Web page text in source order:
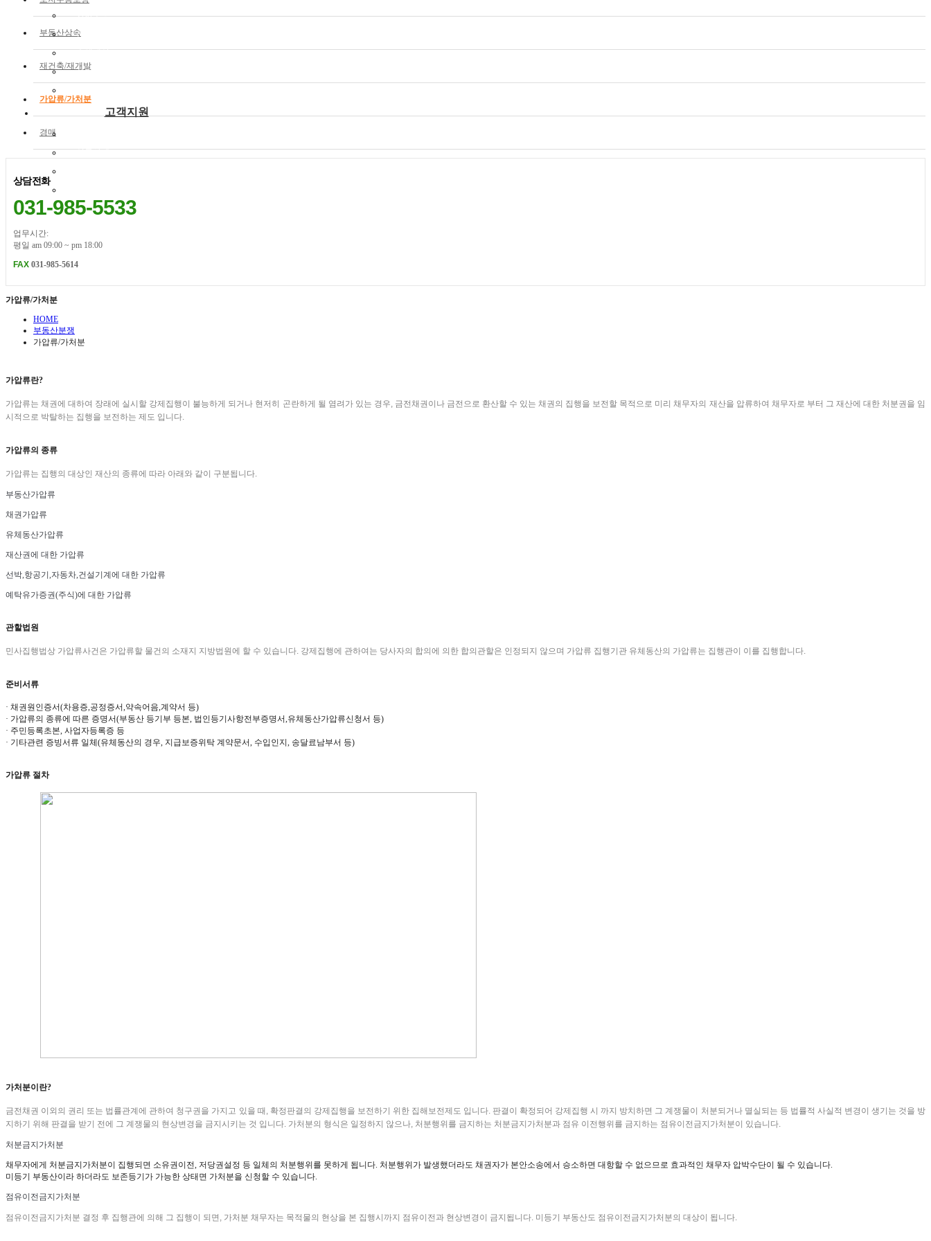
가사소송
산업재해
손해배상
성범죄
고객지원
성공사례
부동산상속
재건축/재개발
가압류/가처분
경매
상담전화
031-985-5533
업무시간:
평일 am 09:00 ~ pm 18:00
FAX 031-985-5614
가압류/가처분
HOME
부동산분쟁
가압류/가처분
가압류란?
가압류는 채권에 대하여 장래에 실시할 강제집행이 불능하게 되거나 현저히 곤란하게 될 염려가 있는 경우, 금전채권이나 금전으로 환산할 수 있는 채권의 집행을 보전할 목적으로 미리 채무자의 재산을 압류하여 채무자로 부터 그 재산에 대한 처분권을 임
시적으로 박탈하는 집행을 보전하는 제도 입니다.
가압류의 종류
가압류는 집행의 대상인 재산의 종류에 따라 아래와 같이 구분됩니다.
부동산가압류
채권가압류
유체동산가압류
재산권에 대한 가압류
선박,항공기,자동차,건설기계에 대한 가압류
예탁유가증권(주식)에 대한 가압류
관할법원
민사집행법상 가압류사건은 가압류할 물건의 소재지 지방법원에 할 수 있습니다. 강제집행에 관하여는 당사자의 합의에 의한 합의관할은 인정되지 않으며 가압류 집행기관 유체동산의 가압류는 집행관이 이를 집행합니다.
준비서류
· 채권원인증서(차용증,공정증서,약속어음,계약서 등)
· 가압류의 종류에 따른 증명서(부동산 등기부 등본, 법인등기사항전부증명서,유체동산가압류신청서 등)
· 주민등록초본, 사업자등록증 등
· 기타관련 증빙서류 일체(유체동산의 경우, 지급보증위탁 계약문서, 수입인지, 송달료남부서 등)
가압류 절차
가처분이란?
금전채권 이외의 권리 또는 법률관계에 관하여 청구권을 가지고 있을 때, 확정판결의 강제집행을 보전하기 위한 집해보전제도 입니다. 판결이 확정되어 강제집행 시 까지 방치하면 그 계쟁물이 처분되거나 멸실되는 등 법률적 사실적 변경이 생기는 것을 방
지하기 위해 판결을 받기 전에 그 계쟁물의 현상변경을 금지시키는 것 입니다. 가처분의 형식은 일정하지 않으나, 처분행위를 금지하는 처분금지가처분과 점유 이전행위를 금지하는 점유이전금지가처분이 있습니다.
처분금지가처분
채무자에게 처분금지가처분이 집행되면 소유권이전, 저당권설정 등 일체의 처분행위를 못하게 됩니다. 처분행위가 발생했더라도 채권자가 본안소송에서 승소하면 대항할 수 없으므로 효과적인 채무자 압박수단이 될 수 있습니다.
미등기 부동산이라 하더라도 보존등기가 가능한 상태면 가처분을 신청할 수 있습니다.
점유이전금지가처분
점유이전금지가처분 결정 후 집행관에 의해 그 집행이 되면, 가처분 채무자는 목적물의 현상을 본 집행시까지 점유이전과 현상변경이 금지됩니다. 미등기 부동산도 점유이전금지가처분의 대상이 됩니다.